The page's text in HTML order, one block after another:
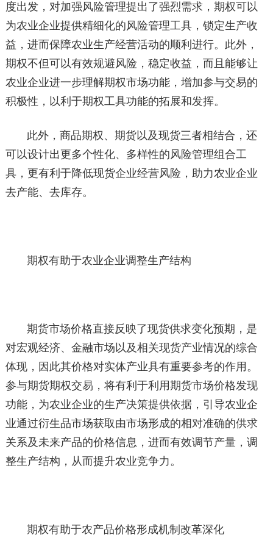
度出发，对加强风险管理提出了强烈需求，期权可以
为农业企业提供精细化的风险管理工具，锁定生产收
益，进而保障农业生产经营活动的顺利进行。此外，
期权不但可以有效规避风险，稳定收益，而且能够让
农业企业进一步理解期权市场功能，增加参与交易的
积极性，以利于期权工具功能的拓展和发挥。
此外，商品期权、期货以及现货三者相结合，还
可以设计出更多个性化、多样性的风险管理组合工
具，更有利于降低现货企业经营风险，助力农业企业
去产能、去库存。
期权有助于农业企业调整生产结构
期货市场价格直接反映了现货供求变化预期，是
对宏观经济、金融市场以及相关现货产业情况的综合
体现，因此其价格对实体产业具有重要参考的作用。
参与期货期权交易，将有利于利用期货市场价格发现
功能，为农业企业的生产决策提供依据，引导农业企
业通过衍生品市场获取由市场形成的相对准确的供求
关系及未来产品的价格信息，进而有效调节产量，调
整生产结构，从而提升农业竞争力。
期权有助于农产品价格形成机制改革深化